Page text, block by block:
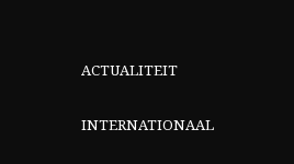
ACTUALITEIT
INTERNATIONAAL